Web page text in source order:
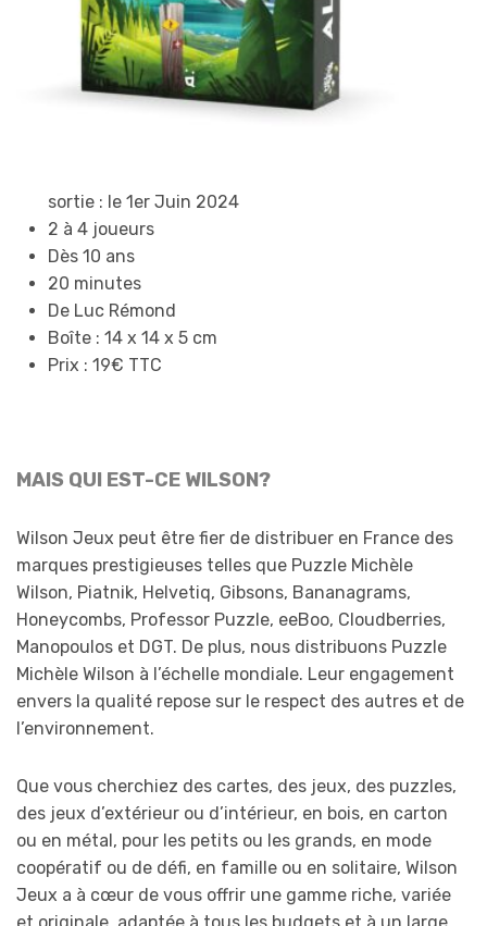
sortie : le 1er Juin 2024
2 à 4 joueurs
Dès 10 ans
20 minutes
De Luc Rémond
Boîte : 14 x 14 x 5 cm
Prix : 19€ TTC
MAIS QUI EST-CE WILSON?
Wilson Jeux peut être fier de distribuer en France des
marques prestigieuses telles que Puzzle Michèle
Wilson, Piatnik, Helvetiq, Gibsons, Bananagrams,
Honeycombs, Professor Puzzle, eeBoo, Cloudberries,
Manopoulos et DGT. De plus, nous distribuons Puzzle
Michèle Wilson à l’échelle mondiale. Leur engagement
envers la qualité repose sur le respect des autres et de
l’environnement.
Que vous cherchiez des cartes, des jeux, des puzzles,
des jeux d’extérieur ou d’intérieur, en bois, en carton
ou en métal, pour les petits ou les grands, en mode
coopératif ou de défi, en famille ou en solitaire, Wilson
Jeux a à cœur de vous offrir une gamme riche, variée